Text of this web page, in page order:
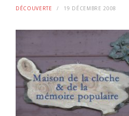
DÉCOUVERTE 19 DÉCEMBRE 2008